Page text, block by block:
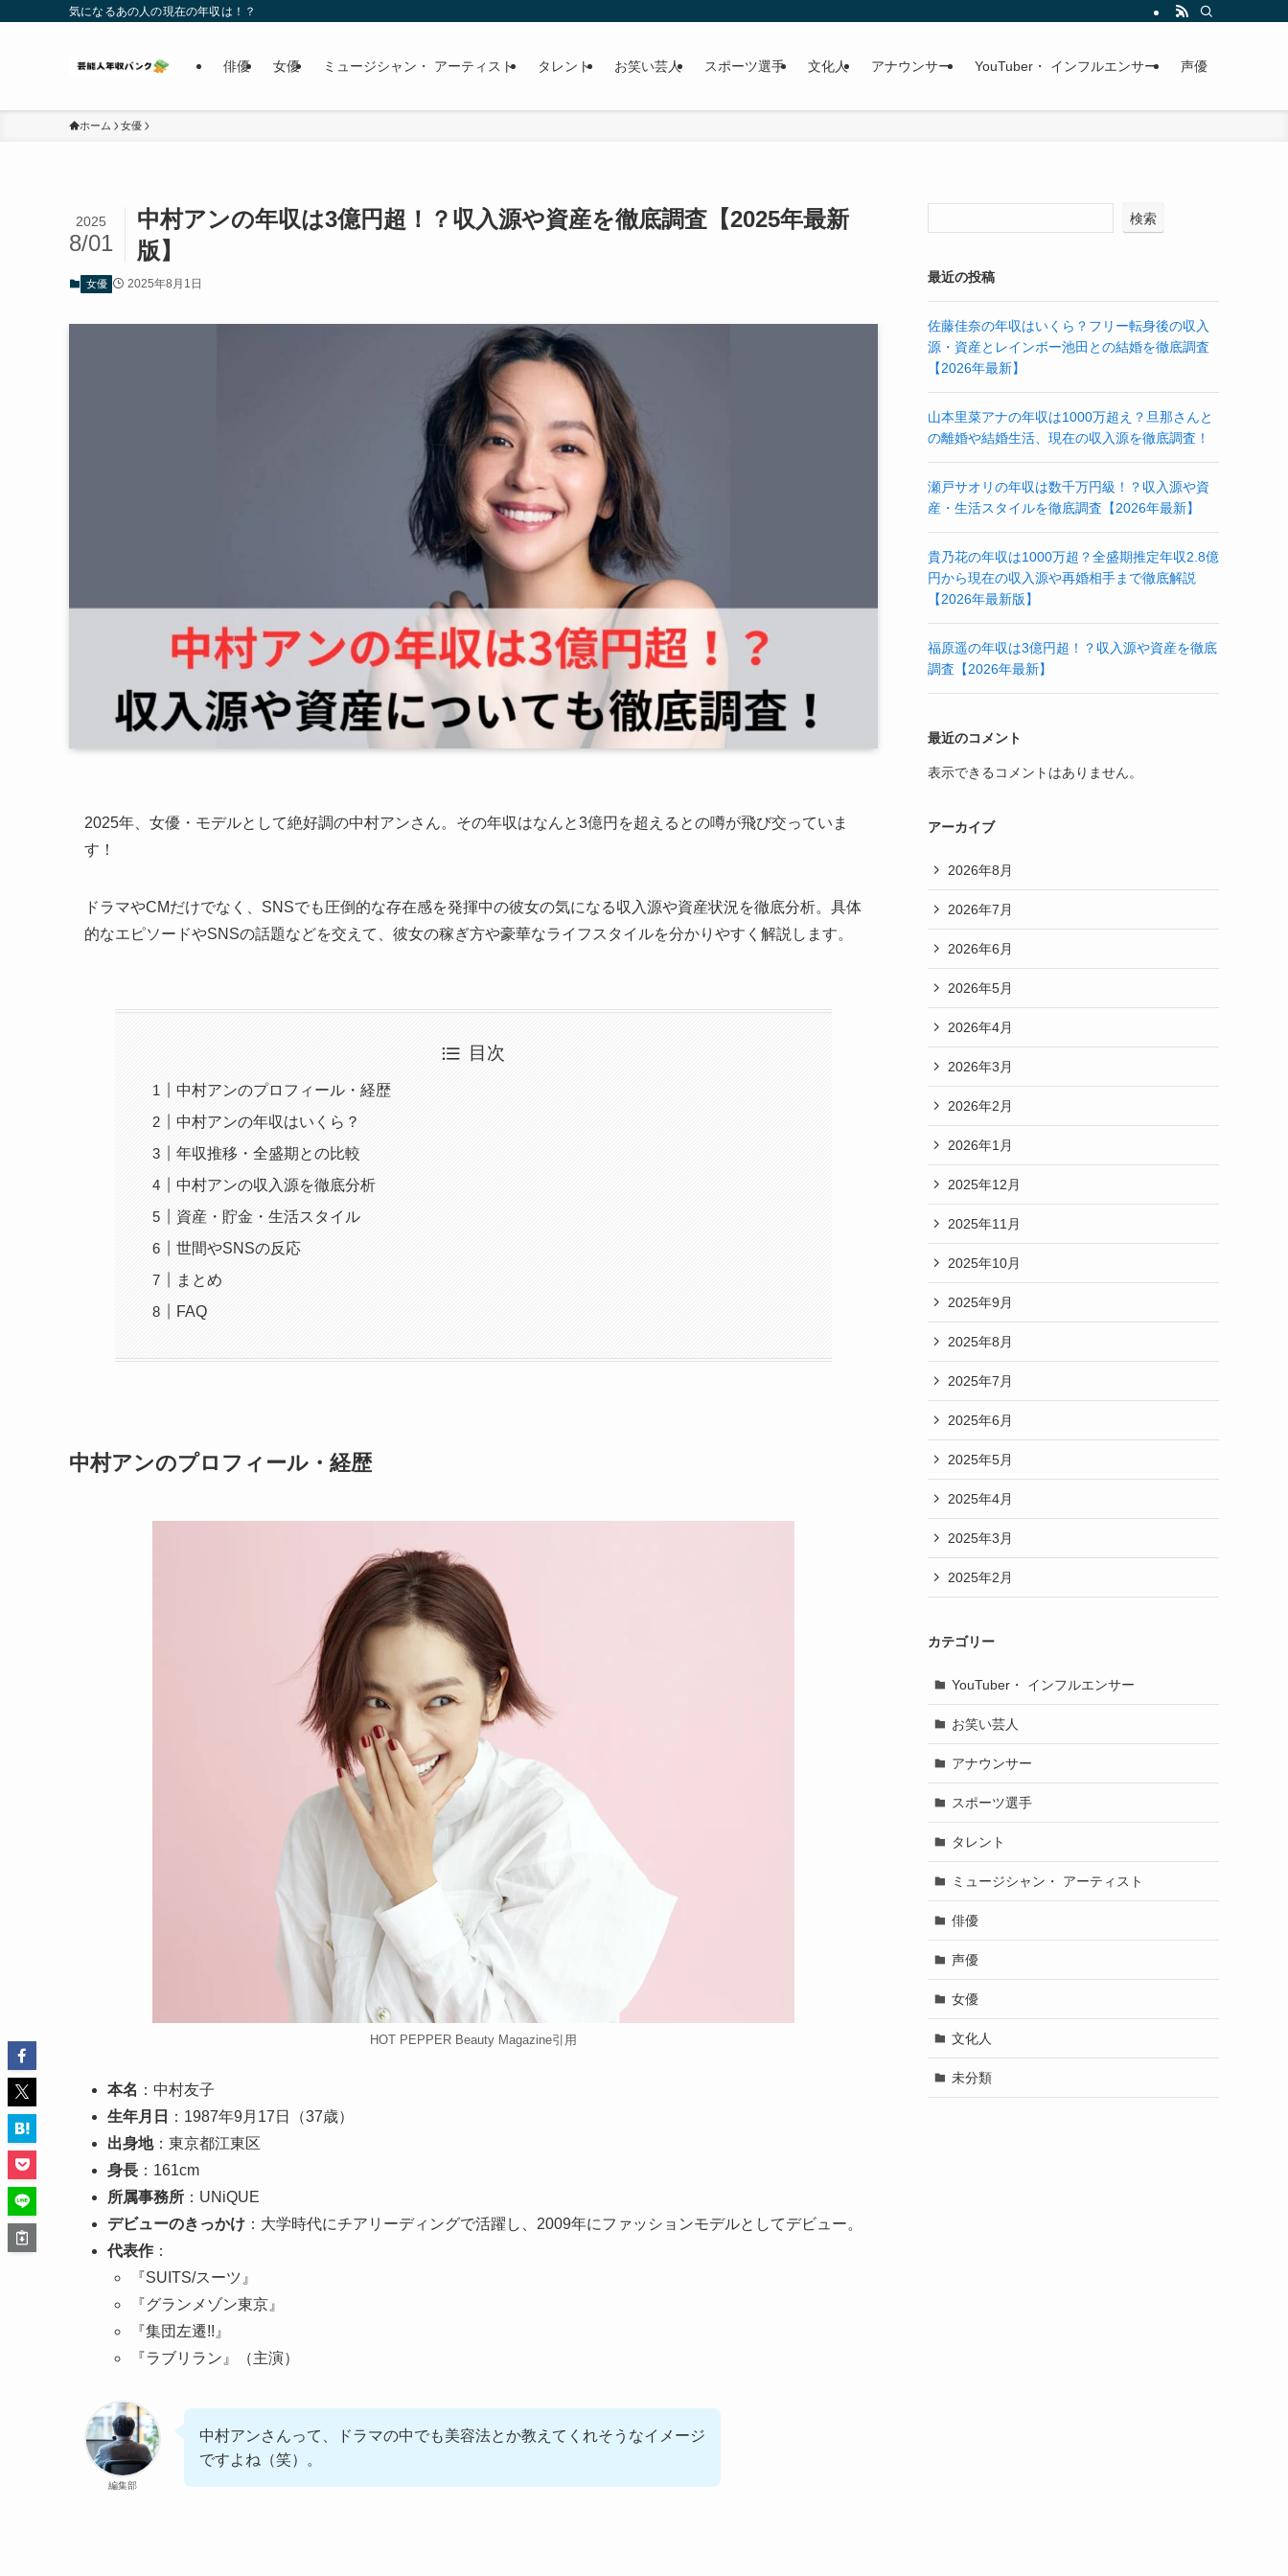
気になるあの人の現在の年収は！？
俳優 女優 ミュージシャン・ アーティスト タレント お笑い芸人 スポーツ選手 文化人 アナウンサー YouTuber・ インフルエンサー 声優
ホーム 女優
中村アンの年収は3億円超！？収入源や資産を徹底調査【2025年最新
版】
2025
8/01
女優 2025年8月1日
2025年、女優・モデルとして絶好調の中村アンさん。その年収はなんと3億円を超えるとの噂が飛び交っていま
す！
ドラマやCMだけでなく、SNSでも圧倒的な存在感を発揮中の彼女の気になる収入源や資産状況を徹底分析。具体
的なエピソードやSNSの話題などを交えて、彼女の稼ぎ方や豪華なライフスタイルを分かりやすく解説します。
目次
中村アンのプロフィール・経歴
中村アンの年収はいくら？
年収推移・全盛期との比較
中村アンの収入源を徹底分析
資産・貯金・生活スタイル
世間やSNSの反応
まとめ
FAQ
中村アンのプロフィール・経歴
HOT PEPPER Beauty Magazine引用
本名 ：中村友子
生年月日
：1987年9月17日（37歳）
出身地：東京都江東区
身長 ：161cm
所属事務所 ：UNiQUE
デビューのきっかけ ：大学時代にチアリーディングで活躍し、2009年にファッションモデルとしてデビュー。
代表作 ：
『SUITS/スーツ』
『グランメゾン東京』
『集団左遷!!』
『ラブリラン』（主演）
編集部
中村アンさんって、ドラマの中でも美容法とか教えてくれそうなイメージ
ですよね（笑）。
検索
最近の投稿
佐藤佳奈の年収はいくら？フリー転身後の収入
源・資産とレインボー池田との結婚を徹底調査
【2026年最新】
山本里菜アナの年収は1000万超え？旦那さんと
の離婚や結婚生活、現在の収入源を徹底調査！
瀬戸サオリの年収は数千万円級！？収入源や資
産・生活スタイルを徹底調査【2026年最新】
貴乃花の年収は1000万超？全盛期推定年収2.8億
円から現在の収入源や再婚相手まで徹底解説
【2026年最新版】
福原遥の年収は3億円超！？収入源や資産を徹底
調査【2026年最新】
最近のコメント
表示できるコメントはありません。
アーカイブ
2026年8月
2026年7月
2026年6月
2026年5月
2026年4月
2026年3月
2026年2月
2026年1月
2025年12月
2025年11月
2025年10月
2025年9月
2025年8月
2025年7月
2025年6月
2025年5月
2025年4月
2025年3月
2025年2月
カテゴリー
YouTuber・ インフルエンサー
お笑い芸人
アナウンサー
スポーツ選手
タレント
ミュージシャン・ アーティスト
俳優
声優
女優
文化人
未分類